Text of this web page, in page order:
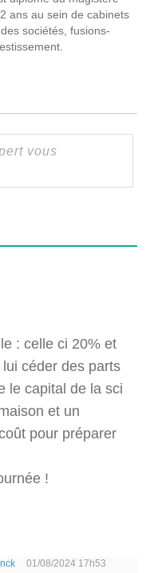
ans au sein de cabinets
sociétés, fusions-
: celle ci 20% et
céder des parts
le capital de la sci
et un
pour préparer
!
01/08/2024 17h53